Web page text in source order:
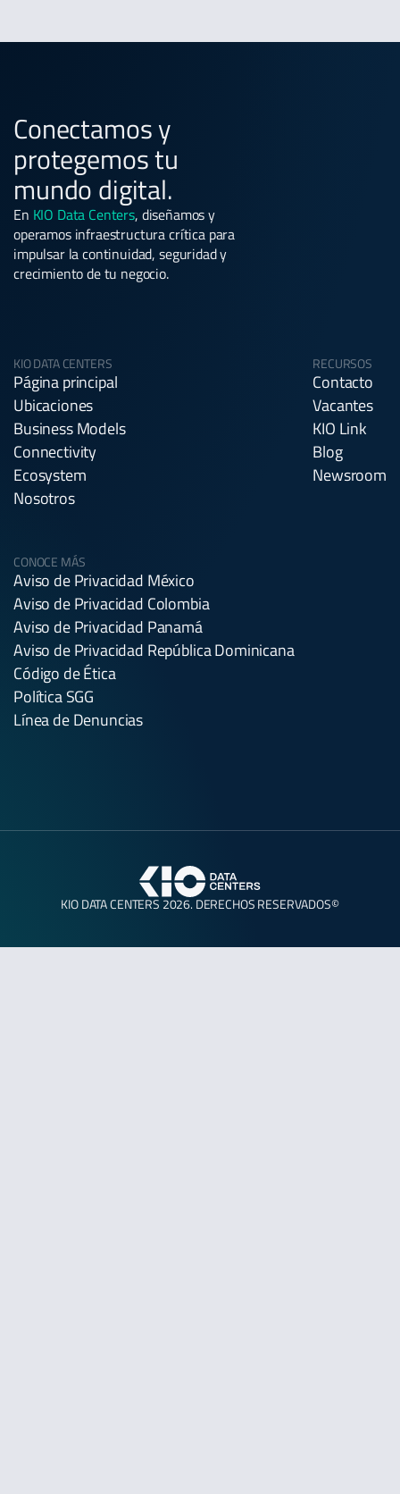
Conectamos y
protegemos tu
mundo digital.
En KIO Data Centers, diseñamos y
operamos infraestructura crítica para
impulsar la continuidad, seguridad y
crecimiento de tu negocio.
KIO DATA CENTERS
Página principal
Ubicaciones
Business Models
Connectivity
Ecosystem
Nosotros
RECURSOS
Contacto
Vacantes
KIO Link
Blog
Newsroom
CONOCE MÁS
Aviso de Privacidad México
Aviso de Privacidad Colombia
Aviso de Privacidad Panamá
Aviso de Privacidad República Dominicana
Código de Ética
Política SGG
Línea de Denuncias
KIO DATA CENTERS 2026. DERECHOS RESERVADOS©